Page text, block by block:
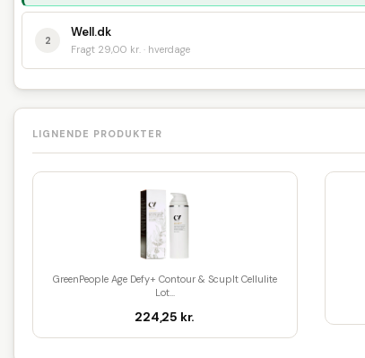
2
Well.dk
Fragt 29,00 kr. · hverdage
LIGNENDE PRODUKTER
GreenPeople Age Defy+ Contour & Scuplt Cellulite
Lot...
224,25 kr.